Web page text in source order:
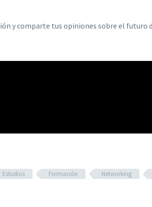
y comparte tus opiniones sobre el
Estudios Formación Networking